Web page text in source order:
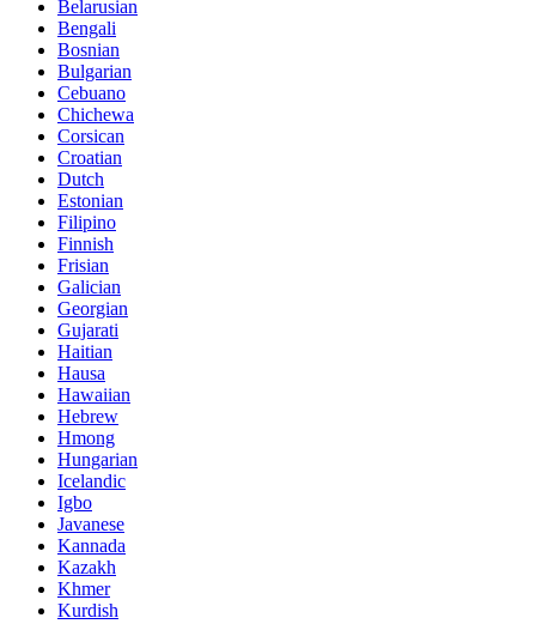
Belarusian
Bengali
Bosnian
Bulgarian
Cebuano
Chichewa
Corsican
Croatian
Dutch
Estonian
Filipino
Finnish
Frisian
Galician
Georgian
Gujarati
Haitian
Hausa
Hawaiian
Hebrew
Hmong
Hungarian
Icelandic
Igbo
Javanese
Kannada
Kazakh
Khmer
Kurdish